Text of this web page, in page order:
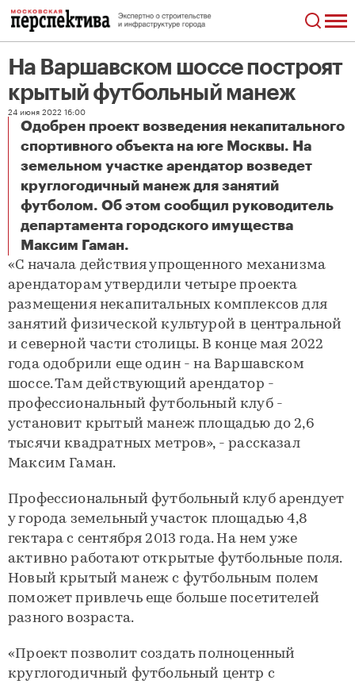
На Варшавском шоссе построят
крытый футбольный манеж
24 июня 2022 16:00
Одобрен проект возведения некапитального
спортивного объекта на юге Москвы. На
земельном участке арендатор возведет
круглогодичный манеж для занятий
футболом. Об этом сообщил руководитель
департамента городского имущества
Максим Гаман.
«С начала действия упрощенного механизма
арендаторам утвердили четыре проекта
размещения некапитальных комплексов для
занятий физической культурой в центральной
и северной части столицы. В конце мая 2022
года одобрили еще один - на Варшавском
шоссе. Там действующий арендатор -
профессиональный футбольный клуб -
установит крытый манеж площадью до 2,6
тысячи квадратных метров», - рассказал
Максим Гаман.
Профессиональный футбольный клуб арендует
у города земельный участок площадью 4,8
гектара с сентября 2013 года. На нем уже
активно работают открытые футбольные поля.
Новый крытый манеж с футбольным полем
поможет привлечь еще больше посетителей
разного возраста.
«Проект позволит создать полноценный
круглогодичный футбольный центр с